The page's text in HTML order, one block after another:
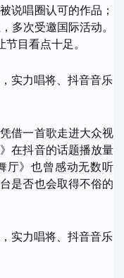
说唱圈认可的作品；
多次受邀国际活动。
目看点十足。
借一首歌走进大众视
在抖音的话题播放量
厅》也曾感动无数听
是否也会取得不俗的